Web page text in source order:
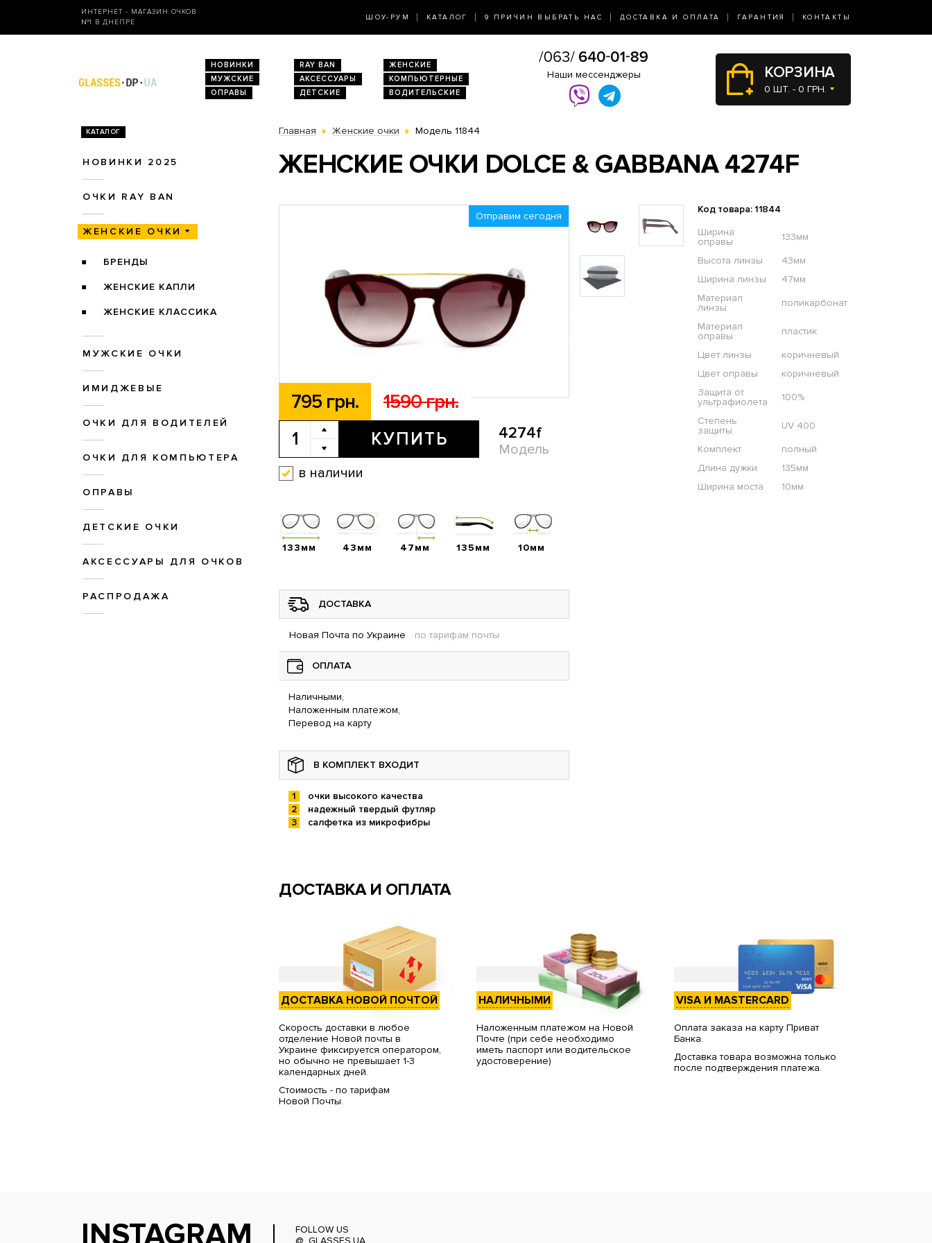
ИНТЕРНЕТ - МАГАЗИН ОЧКОВ
№1 В ДНЕПРЕ
ШОУ-РУМ КАТАЛОГ 9 ПРИЧИН ВЫБРАТЬ НАС ДОСТАВКА И ОПЛАТА ГАРАНТИЯ КОНТАКТЫ
НОВИНКИ RAY BAN
ЖЕНСКИЕ
МУЖСКИЕ
АКСЕССУАРЫ
КОМПЬЮТЕРНЫЕ
ОПРАВЫ
ДЕТСКИЕ ВОДИТЕЛЬСКИЕ
Наши мессенджеры КОРЗИНА
0 ШТ. - 0 ГРН.
КАТАЛОГ
НОВИНКИ 2025
ОЧКИ RAY BAN
ЖЕНСКИЕ ОЧКИ
БРЕНДЫ
ЖЕНСКИЕ КАПЛИ
ЖЕНСКИЕ КЛАССИКА
МУЖСКИЕ ОЧКИ
ИМИДЖЕВЫЕ
ОЧКИ ДЛЯ ВОДИТЕЛЕЙ
ОЧКИ ДЛЯ КОМПЬЮТЕРА
ОПРАВЫ
ДЕТСКИЕ ОЧКИ
АКСЕССУАРЫ ДЛЯ ОЧКОВ
РАСПРОДАЖА
Главная Женские очки Модель 11844
ЖЕНСКИЕ ОЧКИ DOLCE & GABBANA 4274F
Отправим сегодня
795 грн. 1590 грн.
КУПИТЬ 4274f
Модель
в наличии
Код товара: 11844
Ширина
оправы
133мм
Высота линзы
43мм
Ширина линзы
47мм
Материал
линзы
поликарбонат
Материал
оправы
пластик
Цвет линзы
коричневый
Цвет оправы
коричневый
Защита от
ультрафиолета
100%
Степень
защиты
UV 400
Комплект
полный
Длина дужки
135мм
Ширина моста
10мм
133мм 43мм 47мм 135мм 10мм
ДОСТАВКА
Новая Почта по Украине по тарифам почты
ОПЛАТА
Наличными,
Наложенным платежом,
Перевод на карту
В КОМПЛЕКТ ВХОДИТ
очки высокого качества
надежный твердый футляр
салфетка из микрофибры
ДОСТАВКА И ОПЛАТА
ДОСТАВКА НОВОЙ ПОЧТОЙ
Скорость доставки в любое
отделение Новой почты в
Украине фиксируется оператором,
но обычно не превышает 1-3
календарных дней.
Стоимость - по тарифам
Новой Почты.
НАЛИЧНЫМИ
Наложенным платежом на Новой
Почте (при себе необходимо
иметь паспорт или водительское
удостоверение)
VISA И MASTERCARD
Оплата заказа на карту Приват
Банка.
Доставка товара возможна только
после подтверждения платежа.
INSTAGRAM
FOLLOW US